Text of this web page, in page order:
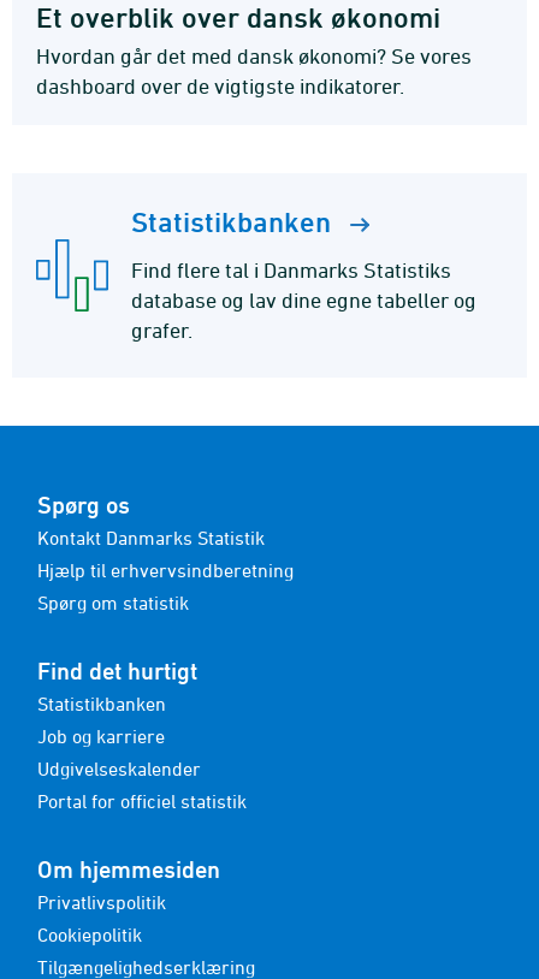
Et overblik over dansk økonomi
Hvordan går det med dansk økonomi? Se vores
dashboard over de vigtigste indikatorer.
Statistikbanken
Find flere tal i Danmarks Statistiks
database og lav dine egne tabeller og
grafer.
Spørg os
Kontakt Danmarks Statistik
Hjælp til erhvervsindberetning
Spørg om statistik
Find det hurtigt
Statistikbanken
Job og karriere
Udgivelseskalender
Portal for officiel statistik
Om hjemmesiden
Privatlivspolitik
Cookiepolitik
Tilgængelighedserklæring